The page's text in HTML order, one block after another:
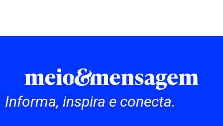
Informa, inspira e conecta.